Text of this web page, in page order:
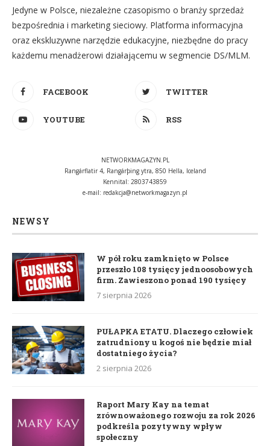
Jedyne w Polsce, niezależne czasopismo o branży sprzedaż
bezpośrednia i marketing sieciowy. Platforma informacyjna
oraz ekskluzywne narzędzie edukacyjne, niezbędne do pracy
każdemu menadżerowi działającemu w segmencie DS/MLM.
FACEBOOK TWITTER
YOUTUBE RSS
NETWORKMAGAZYN.PL
Rangárflatir 4, Rangárþing ytra, 850 Hella, Iceland
Kennital: 2803743859
e-mail: redakcja@networkmagazyn.pl
NEWSY
W pół roku zamknięto w Polsce
przeszło 108 tysięcy jednoosobowych
firm. Zawieszono ponad 190 tysięcy
7 sierpnia 2026
PUŁAPKA ETATU. Dlaczego człowiek
zatrudniony u kogoś nie będzie miał
dostatniego życia?
2 sierpnia 2026
Raport Mary Kay na temat
zrównoważonego rozwoju za rok 2026
podkreśla pozytywny wpływ
społeczny